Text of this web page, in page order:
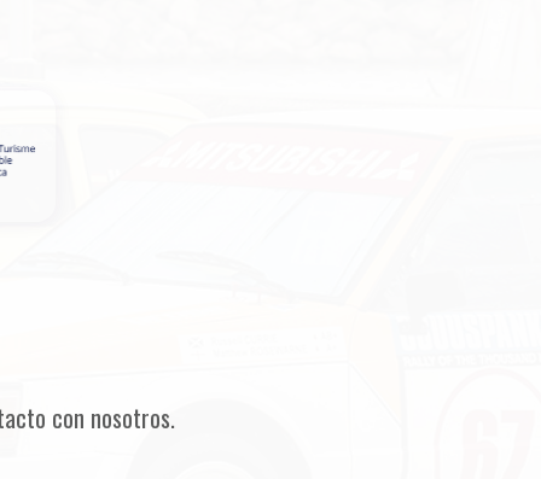
con nosotros.